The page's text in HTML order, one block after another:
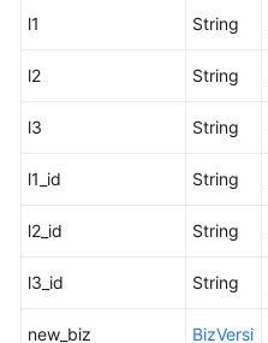
见
题
视
l1 String
l2 String
l3 String
l1_id String
l2_id String
l3_id String
new_biz
BizVersi